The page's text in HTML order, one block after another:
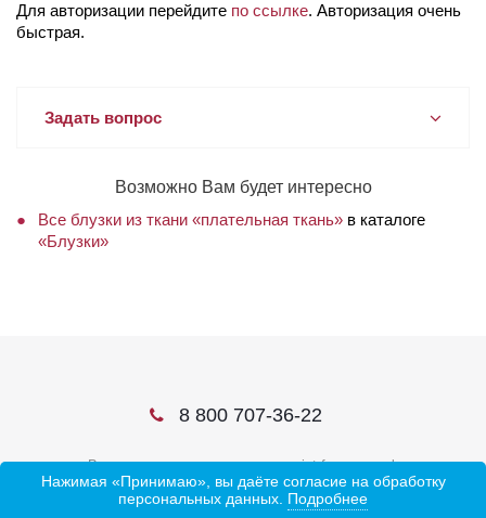
Для авторизации перейдите по ссылке. Авторизация очень
быстрая.
Задать вопрос
Возможно Вам будет интересно
Все блузки из ткани «плательная ткань» в каталоге
«Блузки»
8 800 707-36-22
В соцсетях ищите нас по слову ivtrf или ивтрф
Нажимая «Принимаю», вы даёте согласие на обработку
персональных данных. Подробнее